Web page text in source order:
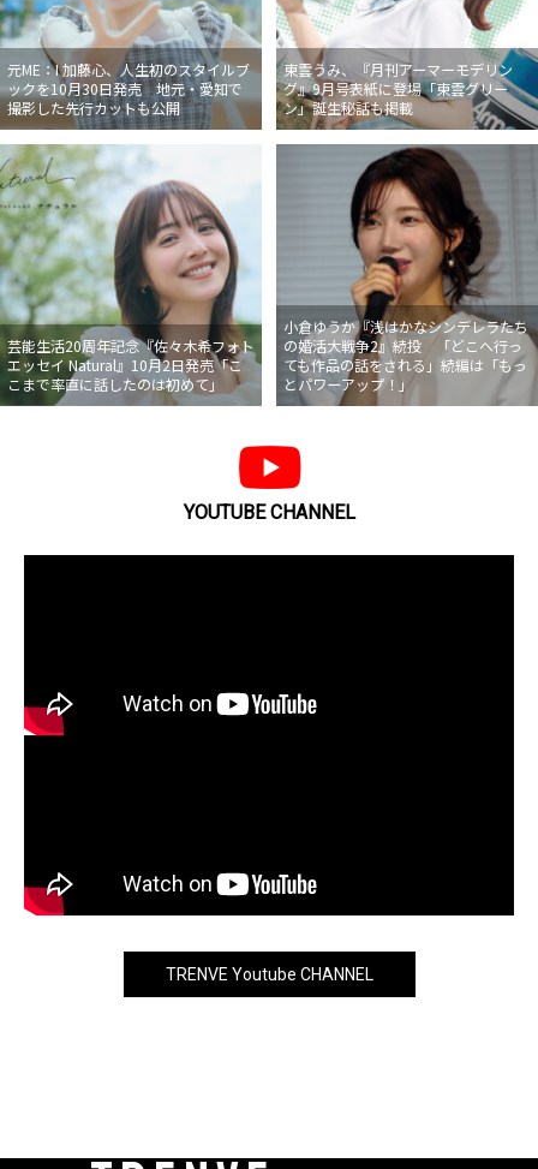
元ME：I 加藤心、人生初のスタイルブ
ックを10月30日発売 地元・愛知で
撮影した先行カットも公開
東雲うみ、『月刊アーマーモデリン
グ』9月号表紙に登場「東雲グリー
ン」誕生秘話も掲載
芸能生活20周年記念『佐々木希フォト
エッセイ Natural』10月2日発売「こ
こまで率直に話したのは初めて」
小倉ゆうか『浅はかなシンデレラたち
の婚活大戦争2』続投 「どこへ行っ
ても作品の話をされる」続編は「もっ
とパワーアップ！」
YOUTUBE CHANNEL
TRENVE Youtube CHANNEL